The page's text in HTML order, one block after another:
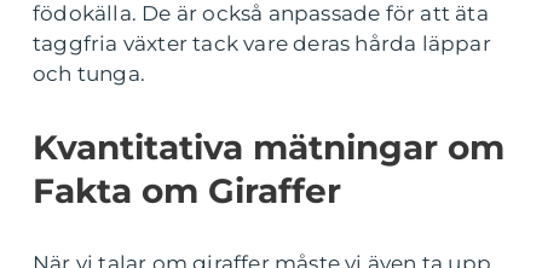
födokälla. De är också anpassade för att äta
taggfria växter tack vare deras hårda läppar
och tunga.
Kvantitativa mätningar om
Fakta om Giraffer